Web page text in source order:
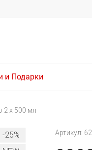
и Подарки
2 x 500 мл
-25%
Артикул: